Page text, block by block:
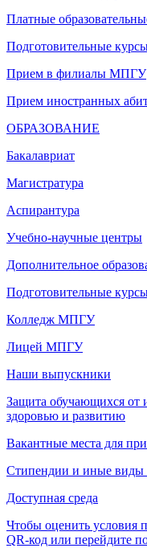
Платные
Подготовительные
Прием в филиалы МПГУ
Прием иностранных
ОБРАЗОВАНИЕ
Бакалавриат
Магистратура
Аспирантура
Учебно-научные центры
Дополнительное
Подготовительные
Колледж МПГУ
Лицей МПГУ
Наши выпускники
Защита обучающихся
здоровью и развитию
Вакантные места для
Стипендии и иные виды
Доступная среда
Чтобы оценить условия
QR-код или перейдите